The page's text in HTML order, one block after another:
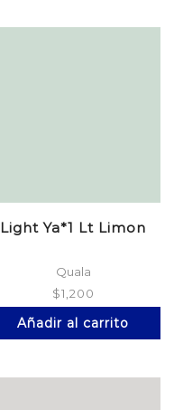
Light Ya*1 Lt Limon
Quala
$1,200
Añadir al carrito